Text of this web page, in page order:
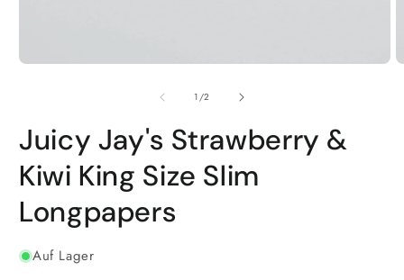
1/von
2
Juicy Jay's Strawberry &
Kiwi King Size Slim
Longpapers
Auf Lager